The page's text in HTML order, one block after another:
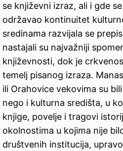
se književni izraz, ali i gde
održavao kontinuitet
sredinama razvijala se
nastajali su najvažniji
književnosti, dok je
temelj pisanog izraza.
ili Orahovice vekovima su
nego i kulturna središta, u
knjige, povelje i tragovi
okolnostima u kojima nije
društvenih institucija,